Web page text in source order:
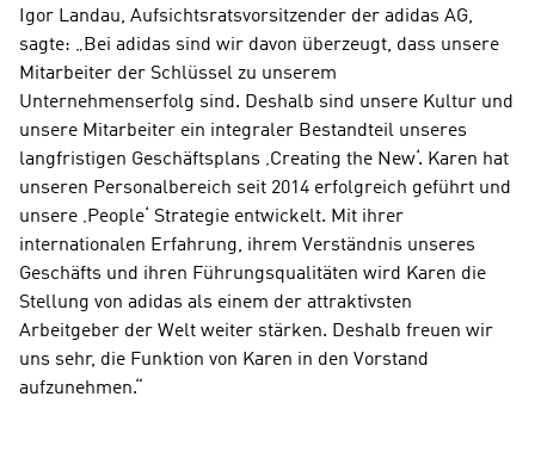
Igor Landau, Aufsichtsratsvorsitzender der adidas AG,
sagte: „Bei adidas sind wir davon überzeugt, dass unsere
Mitarbeiter der Schlüssel zu unserem
Unternehmenserfolg sind. Deshalb sind unsere Kultur und
unsere Mitarbeiter ein integraler Bestandteil unseres
langfristigen Geschäftsplans ‚Creating the New‘. Karen hat
unseren Personalbereich seit 2014 erfolgreich geführt und
unsere ‚People‘ Strategie entwickelt. Mit ihrer
internationalen Erfahrung, ihrem Verständnis unseres
Geschäfts und ihren Führungsqualitäten wird Karen die
Stellung von adidas als einem der attraktivsten
Arbeitgeber der Welt weiter stärken. Deshalb freuen wir
uns sehr, die Funktion von Karen in den Vorstand
aufzunehmen.“